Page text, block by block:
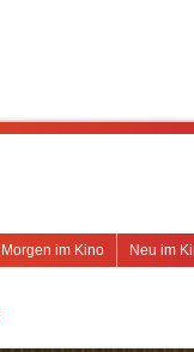
Neu im
Morgen im Kino